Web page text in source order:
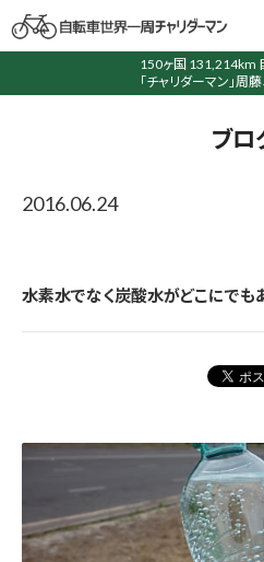
150ヶ国 131,214km
「チャリダーマン」周
ブロ
2016.06.24
水素水でなく炭酸水がどこにで